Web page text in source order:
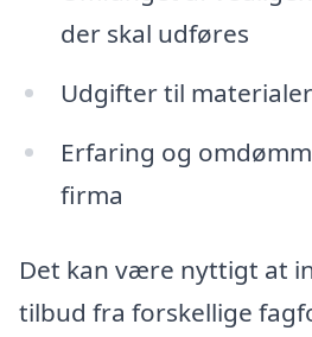
der skal udføres
Udgifter til
Erfaring og
firma
Det kan være nyttigt at
tilbud fra forskellige